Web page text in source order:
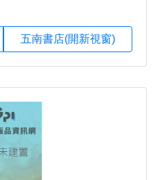
五南書店(開新視窗)